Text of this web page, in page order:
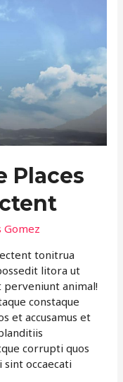
Places
Gomez
tonitrua
litora ut
perveniunt animal!
constaque
et accusamus et
corrupti quos
occaecati